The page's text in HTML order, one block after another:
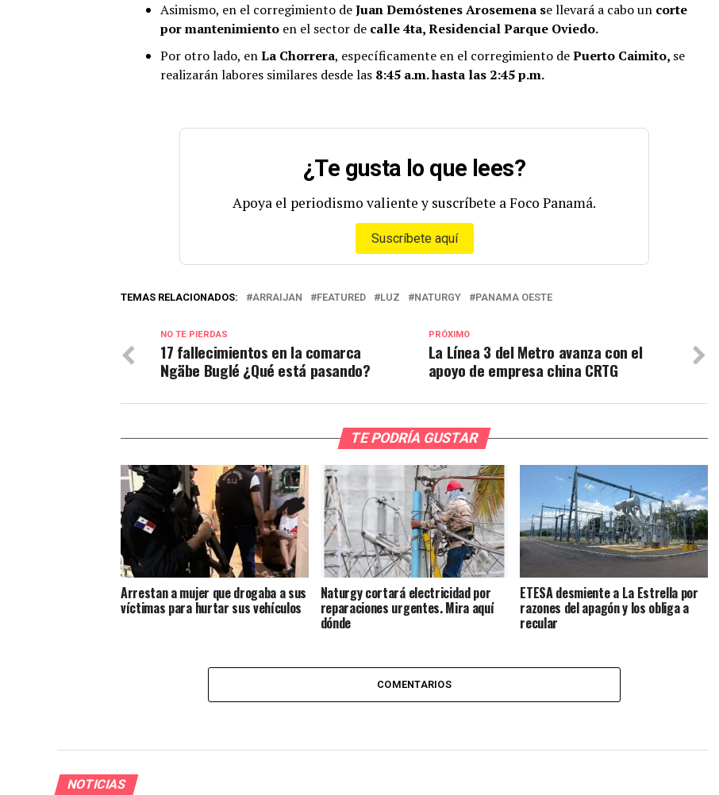
Asimismo, en el corregimiento deJuan Demóstenes Arosemena se llevará a cabo un corte
por mantenimiento en el sector de calle 4ta, Residencial Parque Oviedo.
Por otro lado, enLa Chorrera, específicamente en el corregimiento dePuerto Caimito, se
realizarán labores similares desde las 8:45 a.m. hasta las 2:45 p.m.
¿Te gusta lo que lees?
Apoya el periodismo valiente y suscríbete a Foco Panamá.
Suscríbete aquí
TEMAS RELACIONADOS: ARRAIJAN FEATURED LUZ NATURGY PANAMA OESTE
PRÓXIMO
La Línea 3 del Metro avanza con el
apoyo de empresa china CRTG
NO TE PIERDAS
17 fallecimientos en la comarca
Ngäbe Buglé ¿Qué está pasando?
TE PODRÍA GUSTAR
Arrestan a mujer que drogaba a sus
víctimas para hurtar sus vehículos
Naturgy cortará electricidad por
reparaciones urgentes. Mira aquí
dónde
ETESA desmiente a La Estrella por
razones del apagón y los obliga a
recular
COMENTARIOS
NOTICIAS